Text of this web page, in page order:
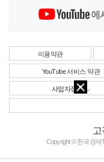
이용약관
YouTube 서비스 약관
사업자정보
고
Copyright © 한국경제